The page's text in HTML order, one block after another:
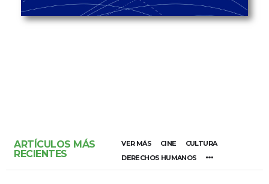
ARTÍCULOS MÁS
RECIENTES
VER MÁS CINE
CULTURA
DERECHOS HUMANOS